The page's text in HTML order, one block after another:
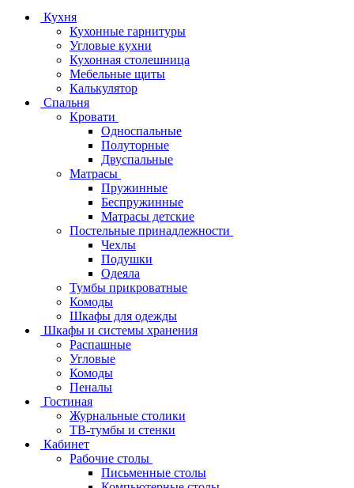
Кухня
Кухонные гарнитуры
Угловые кухни
Кухонная столешница
Мебельные щиты
Калькулятор
Спальня
Кровати
Односпальные
Полуторные
Двуспальные
Матрасы
Пружинные
Беспружинные
Матрасы детские
Постельные принадлежности
Чехлы
Подушки
Одеяла
Тумбы прикроватные
Комоды
Шкафы для одежды
Шкафы и системы хранения
Распашные
Угловые
Комоды
Пеналы
Гостиная
Журнальные столики
ТВ‑тумбы и стенки
Кабинет
Рабочие столы
Письменные столы